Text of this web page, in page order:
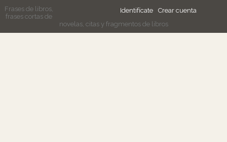
Identifícate Crear cuenta
Frases de libros,
frases cortas de
novelas, citas y fragmentos de libros